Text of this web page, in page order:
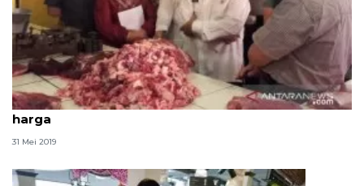
Forkopimda sidak ke pasar antisipasi lonjakan
harga
31 Mei 2019